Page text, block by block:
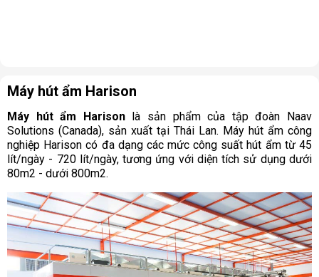
Máy hút ẩm Harison
Máy hút ẩm Harisonlà sản phẩm của tập đoàn Naav
Solutions (Canada), sản xuất tại Thái Lan. Máy hút ẩm công
nghiệp Harison có đa dạng các mức công suất hút ẩm từ 45
lít/ngày - 720 lít/ngày, tương ứng với diện tích sử dụng dưới
80m2 - dưới 800m2.